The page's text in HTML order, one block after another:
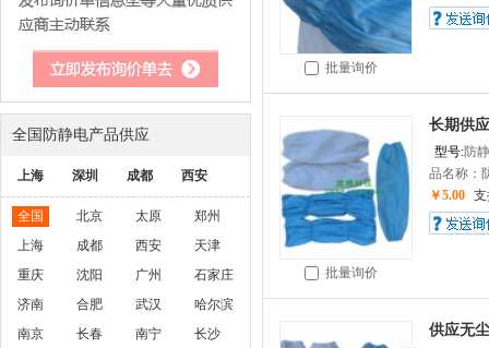
全国防静电产品供应
上海 深圳 成都 西安
全国 北京 太原
郑州
上海
成都 西安
天津
重庆
沈阳 广州
石家庄
济南
合肥 武汉
哈尔滨
南京
长春 南宁
长沙
批量询价
批量询价
长期供
型号:防
品名称：
￥5.00
供应无